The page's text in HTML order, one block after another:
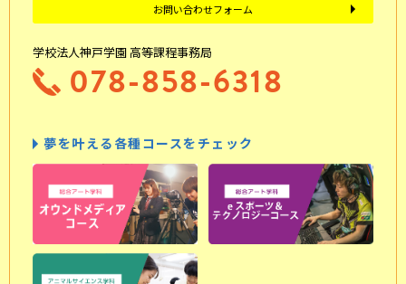
お問い合わせフォーム
学校法人神戸学園 高等課程事務局
078-858-6318
夢を叶える各種コースをチェック